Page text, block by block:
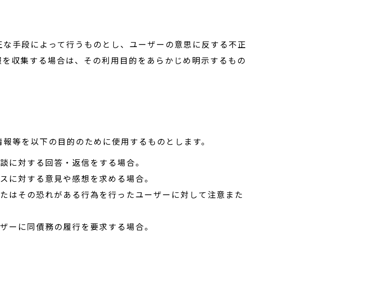
手段によって行うものとし、ユーザーの意思に反する不正
収集する場合は、その利用目的をあらかじめ明示するもの
等を以下の目的のために使用するものとします。
に対する回答・返信をする場合。
に対する意見や感想を求める場合。
はその恐れがある行為を行ったユーザーに対して注意また
ーに同債務の履行を要求する場合。